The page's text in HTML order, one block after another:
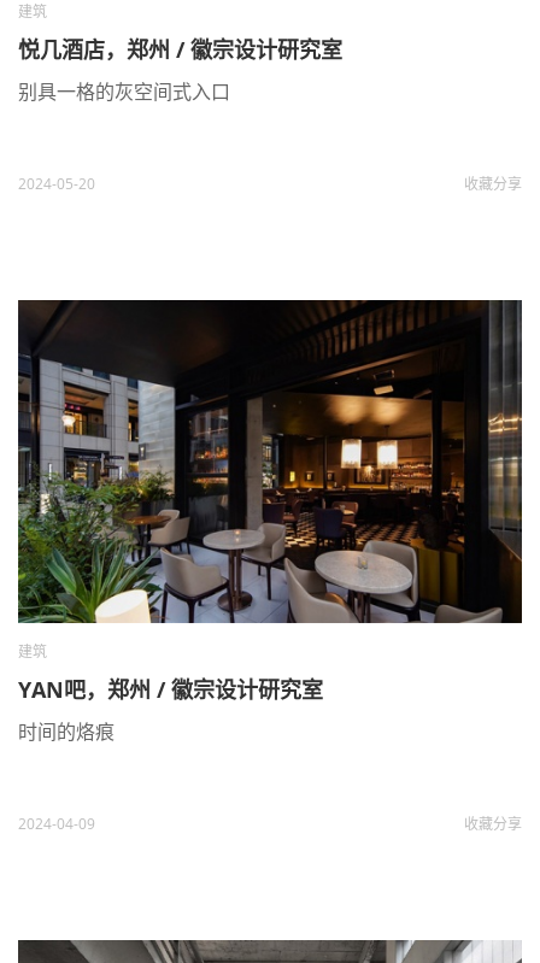
建筑
悦几酒店，郑州 / 徽宗设计研究室
别具一格的灰空间式入口
2024-05-20 收藏分享
建筑
YAN吧，郑州 / 徽宗设计研究室
时间的烙痕
2024-04-09 收藏分享